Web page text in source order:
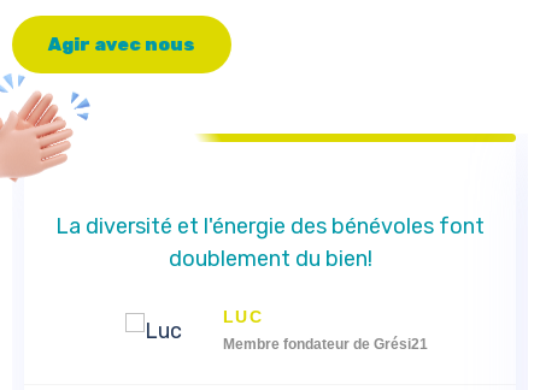
Agir avec nous
La diversité et l'énergie des bénévoles font
doublement du bien!
LUC
Membre fondateur de Grési21